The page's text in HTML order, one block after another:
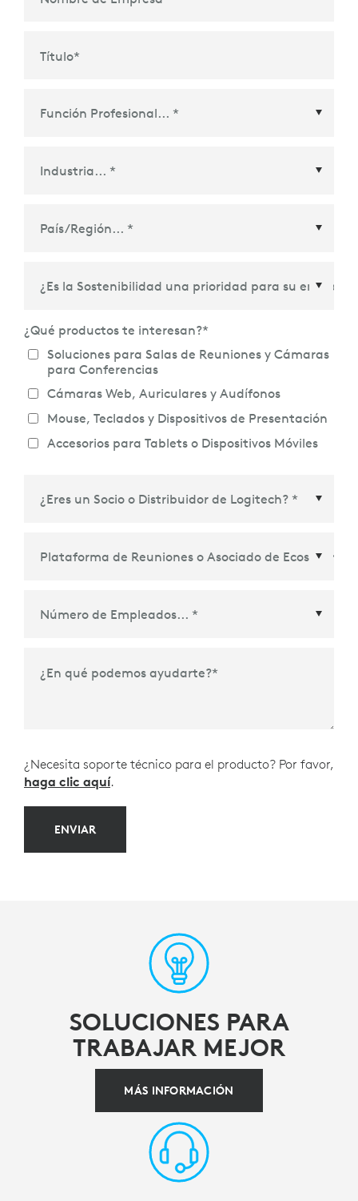
Título*
¿Qué productos te interesan?*
Soluciones para Salas de Reuniones y Cámaras
para Conferencias
Cámaras Web, Auriculares y Audífonos
Mouse, Teclados y Dispositivos de Presentación
Accesorios para Tablets o Dispositivos Móviles
Plataforma de Reuniones o Asociado de
Ecosistema
¿En qué podemos ayudarte?*
¿Necesita soporte técnico para el producto? Por favor,
haga clic aquí.
ENVIAR
SOLUCIONES PARA
TRABAJAR MEJOR
MÁS INFORMACIÓN